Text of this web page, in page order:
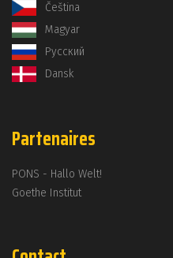
Čeština
Magyar
Русский
Dansk
Partenaires
PONS - Hallo Welt!
Goethe Institut